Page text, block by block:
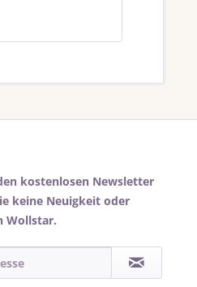
kostenlosen Newsletter
keine Neuigkeit oder
Wollstar.